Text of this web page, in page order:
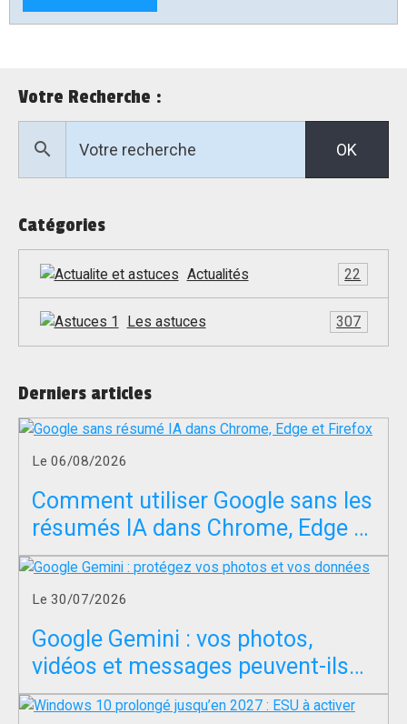
par une astuce partagée par TakTik Informatique, je
t’explique comment passer de ta photo à une vidéo
Votre Recherche :
OK
Catégories
Actualités 22
Les astuces 307
Derniers articles
Le 06/08/2026
Comment utiliser Google sans les
résumés IA dans Chrome, Edge et
Firefox ?
Le 30/07/2026
Google Gemini : vos photos,
vidéos et messages peuvent-ils
servir à entraîner l’IA ?